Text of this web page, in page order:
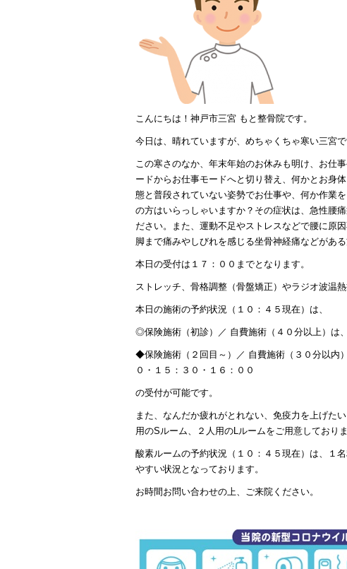
こんにちは！神戸市三宮 もと整骨院です。
今日は、晴れていますが、めちゃくちゃ寒い三宮で
この寒さのなか、年末年始のお休みも明け、お仕
ードからお仕事モードへと切り替え、何かとお身
態と普段されていない姿勢でお仕事や、何か作業
の方はいらっしゃいますか？その症状は、急性腰
ださい。また、運動不足やストレスなどで腰に原
脚まで痛みやしびれを感じる坐骨神経痛などがあ
本日の受付は１７：００までとなります。
ストレッチ、骨格調整（骨盤矯正）やラジオ波温
本日の施術の予約状況（１０：４５現在）は、
◎保険施術（初診）／ 自費施術（４０分以上）は
◆保険施術（２回目～）／ 自費施術（３０分以内
０・１５：３０・１６：００
の受付が可能です。
また、なんだか疲れがとれない、免疫力を上げた
用のSルーム、２人用のLルームをご用意しておりま
酸素ルームの予約状況（１０：４５現在）は、１
やすい状況となっております。
お時間お問い合わせの上、ご来院ください。